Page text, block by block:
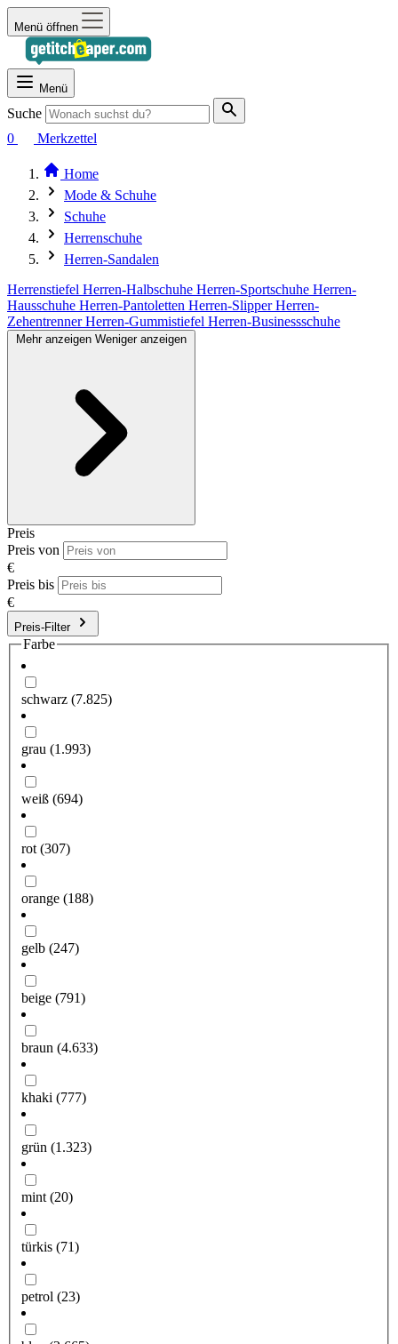
Menü öffnen
Menü
Suche
0
Merkzettel
Home
Mode & Schuhe
Schuhe
Herrenschuhe
Herren-Sandalen
Herrenstiefel Herren-Halbschuhe Herren-Sportschuhe Herren-
Hausschuhe Herren-Pantoletten Herren-SlipperHerren-
ZehentrennerHerren-Gummistiefel Herren-Businessschuhe
Mehr anzeigen Weniger anzeigen
Preis
Preis von
€
Preis bis
€
Preis-Filter
Farbe
schwarz (7.825)
grau (1.993)
weiß (694)
rot (307)
orange (188)
gelb (247)
beige (791)
braun (4.633)
khaki (777)
grün (1.323)
mint (20)
türkis (71)
petrol (23)